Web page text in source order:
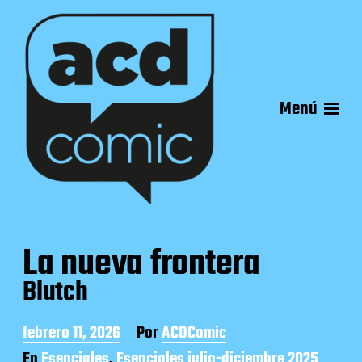
Menú
La nueva frontera
Blutch
F
e
febrero 11, 2026 PorACDComic